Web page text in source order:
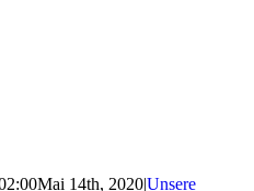
Mai 14th, 2020|Unsere